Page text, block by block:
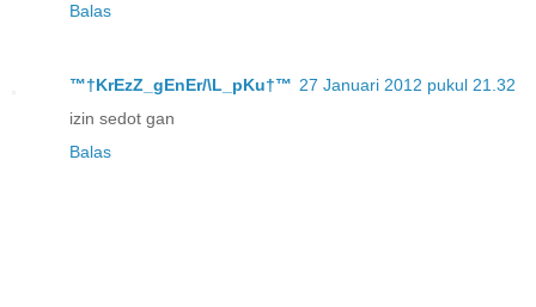
Balas
™†KrEzZ_gEnEr/\L_pKu†™ 27 Januari 2012 pukul 21.32
izin sedot gan
Balas